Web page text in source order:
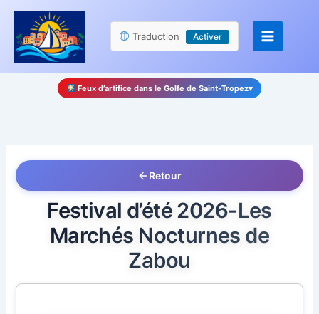
Panneau de gestion des cookies
Aller
contenu
Traduction Activer
Feux d’artifice dans le Golfe de Saint-Tropez▾
Retour
Festival d’été 2026-Les
Marchés Nocturnes de
Zabou